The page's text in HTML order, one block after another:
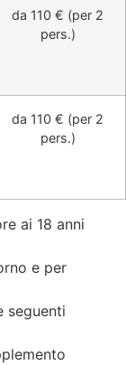
da 110 € (per 2
pers.)
da 110 € (per 2
pers.)
ai 18 anni
e per
seguenti